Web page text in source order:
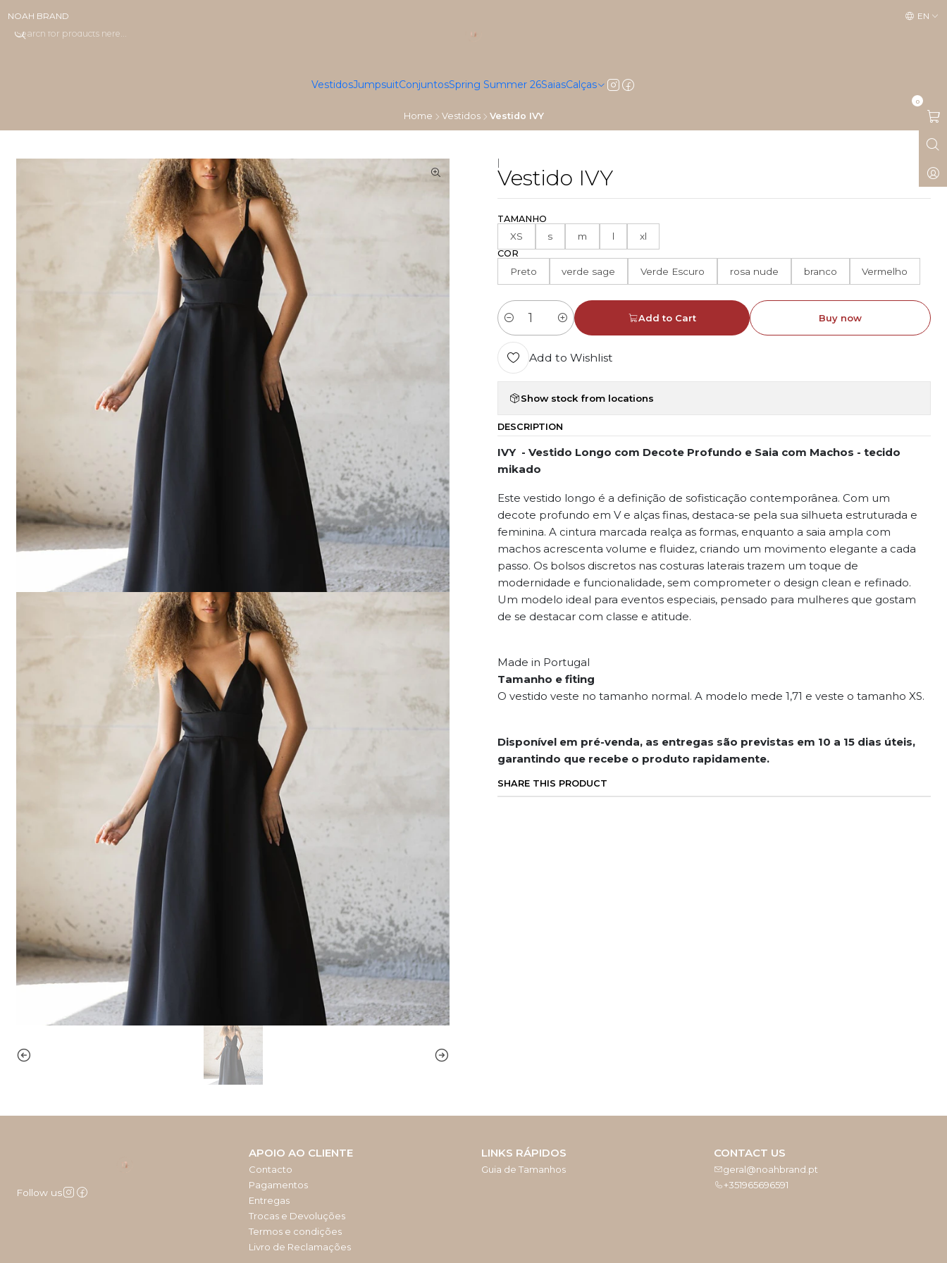
VestidosJumpsuitConjuntosSpring Summer 26SaiasCalças
0
NOAH BRAND EN
Home Vestidos Vestido IVY
Vestido IVY
TAMANHO
XS s m l xl
COR
Preto verde sage Verde Escuro rosa nude branco Vermelho
Quantity
Add to Cart Buy now
Add to Wishlist
Show stock from locations
DESCRIPTION
IVY - Vestido Longo com Decote Profundo e Saia com Machos - tecido
mikado
Este vestido longo é a definição de sofisticação contemporânea. Com um
decote profundo em V e alças finas, destaca-se pela sua silhueta estruturada e
feminina. A cintura marcada realça as formas, enquanto a saia ampla com
machos acrescenta volume e fluidez, criando um movimento elegante a cada
passo. Os bolsos discretos nas costuras laterais trazem um toque de
modernidade e funcionalidade, sem comprometer o design clean e refinado.
Um modelo ideal para eventos especiais, pensado para mulheres que gostam
de se destacar com classe e atitude.
Made in Portugal
Tamanho e fiting
O vestido veste no tamanho normal. A modelo mede 1,71 e veste o tamanho XS.
Disponível em pré-venda, as entregas são previstas em 10 a 15 dias úteis,
garantindo que recebe o produto rapidamente.
SHARE THIS PRODUCT
Follow us
APOIO AO CLIENTE
Contacto
Pagamentos
Entregas
Trocas e Devoluções
Termos e condições
Livro de Reclamações
LINKS RÁPIDOS
Guia de Tamanhos
CONTACT US
geral@noahbrand.pt
+351965696591